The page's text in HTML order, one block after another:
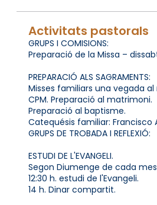
Activitats pastorals
GRUPS I COMISIONS:
Preparació de la Missa –
PREPARACIÓ ALS SAGRAMENTS:
Misses familiars una vegada al
CPM. Preparació al matrimoni.
Preparació al baptisme.
Catequésis familiar: Francisco
GRUPS DE TROBADA I REFLEXIÓ:
ESTUDI DE L'EVANGELI.
Segon Diumenge de cada
12:30 h. estudi de l'Evangeli.
14 h. Dinar compartit.